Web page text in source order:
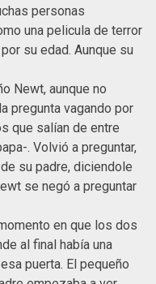
personas
una pelicula de terror
su edad. Aunque su
Newt, aunque no
pregunta vagando por
que salían de entre
. Volvió a preguntar,
su padre, diciendole
se negó a preguntar
en que los dos
al final había una
puerta. El pequeño